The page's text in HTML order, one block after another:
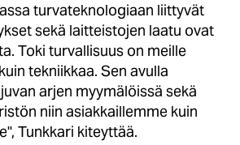
turvateknologiaan liittyvät
sekä laitteistojen laatu ovat
Toki turvallisuus on meille
tekniikkaa. Sen avulla
arjen myymälöissä sekä
niin asiakkaillemme kuin
Tunkkari kiteyttää.